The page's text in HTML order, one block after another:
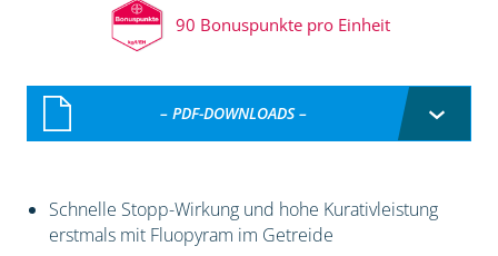
90 Bonuspunkte pro Einheit
– PDF-DOWNLOADS –
Schnelle Stopp-Wirkung und hohe Kurativleistung
erstmals mit Fluopyram im Getreide